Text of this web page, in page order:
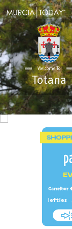
Welcome To
Totana